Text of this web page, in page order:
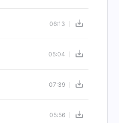
06:13
05:04
07:39
05:56